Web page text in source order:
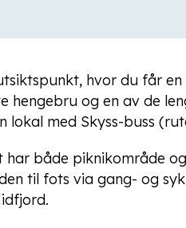
hvor du får
hengebru og en av de
lokal med Skyss-buss
har både piknikområde
til fots via gang- og